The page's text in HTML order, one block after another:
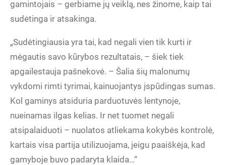
gamintojais – gerbiame jų veiklą, nes žinome, kaip tai
sudėtinga ir atsakinga.
„Sudėtingiausia yra tai, kad negali vien tik kurti ir
mėgautis savo kūrybos rezultatais, – šiek tiek
apgailestauja pašnekovė. – Šalia šių malonumų
vykdomi rimti tyrimai, kainuojantys įspūdingas sumas.
Kol gaminys atsiduria parduotuvės lentynoje,
nueinamas ilgas kelias. Ir net tuomet negali
atsipalaiduoti – nuolatos atliekama kokybės kontrolė,
kartais visa partija utilizuojama, jeigu paaiškėja, kad
gamyboje buvo padaryta klaida…“